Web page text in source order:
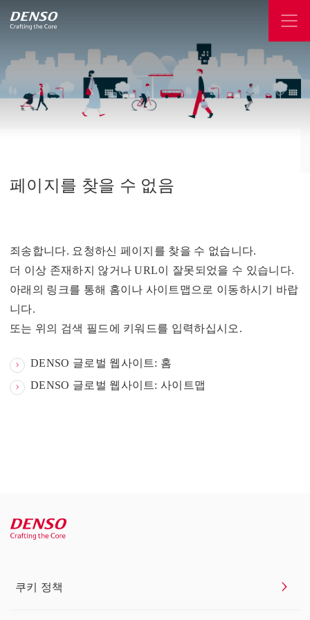
페이지를 찾을 수 없음
죄송합니다. 요청하신 페이지를 찾을 수 없습니다.
더 이상 존재하지 않거나 URL이 잘못되었을 수 있습니다.
아래의 링크를 통해 홈이나 사이트맵으로 이동하시기 바랍
니다.
또는 위의 검색 필드에 키워드를 입력하십시오.
DENSO 글로벌 웹사이트: 홈
DENSO 글로벌 웹사이트: 사이트맵
쿠키 정책